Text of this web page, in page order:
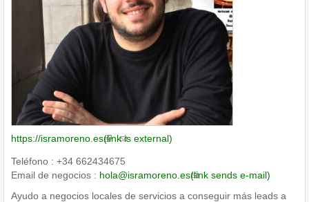
https://isramoreno.es(link is external)
Teléfono : +34 662434675
Email de negocios : hola@isramoreno.es(link sends e-mail)
Ayudo a negocios locales de servicios a conseguir más leads a